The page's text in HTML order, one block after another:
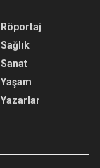
Röportaj
Sağlık
Sanat
Yaşam
Yazarlar